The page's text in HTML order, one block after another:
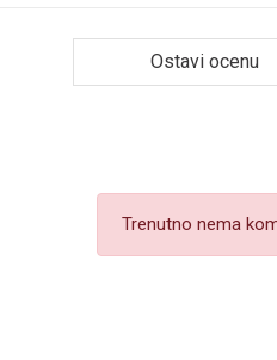
Ostavi ocenu
Trenutno nema